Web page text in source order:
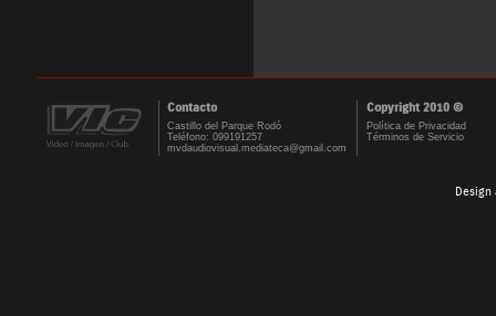
Contacto Copyright 2010 ©
Castillo del Parque Rodó
Teléfono: 099191257
mvdaudiovisual.mediateca@gmail.com
Política de Privacidad
Términos de Servicio